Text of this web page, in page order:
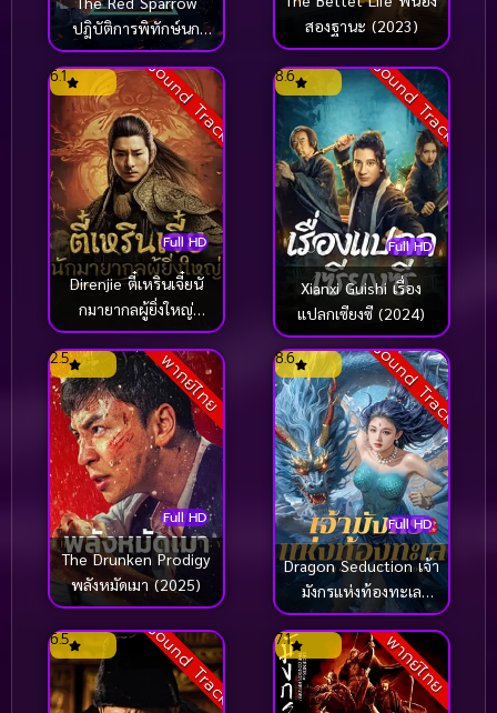
Sports (3)
Spy (17)
Spy Thriller (1)
Standup Comedy(2)
Studio Ghibli(1)
Superhero (52)
Superhero หนังฮีโร่(1)
Supernatural เหนือธรรมชาติ(133)
Supernatural เหนือธรรมชาติ(132)
survival (1)
survival เอาตัวรอด(100)
survival เอาตัวรอด (20)
Suspense (116)
Tearjerker เรียกน้ำตา(3)
ปฎิบัติการพิทักษ์นก
เพลิง (2022)
สองฐานะ (2023)
Sound Track
Full HD
6.1
Direnjie ตี๋เหรินเจี๋ยนั
กมายากลผู้ยิ่งใหญ่
(2024)
Sound Track
Full HD
8.6
Xianxi Guishi เรื่อง
แปลกเซียงซี (2024)
พากย์ไทย
Full HD
2.5
The Drunken Prodigy
พลังหมัดเมา (2025)
Sound Track
Full HD
8.6
Dragon Seduction เจ้า
มังกรแห่งท้องทะเล
(2025)
Sound Track
6.5 พากย์ไทย
7.1